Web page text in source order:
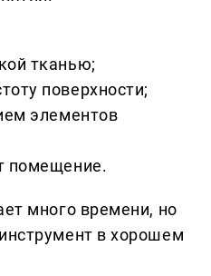
тканью;
поверхности;
элементов
помещение.
много времени, но
в хорошем